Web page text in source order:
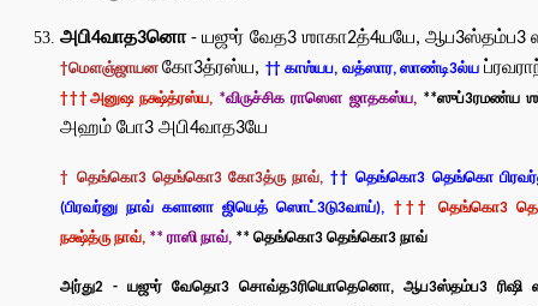
அபி4வாத3னொ- யஜுர் வேத3 ஶாகா2த்4யயே, ஆப3ஸ்தம்ப3
†மௌஞ்ஜாயன கோ3த்ரஸ்ய, †† காஶ்யப, வத்ஸார, ஸாண்டி3ல்ய
†††அனுஷ நக்ஷ்த்ரஸ்ய, *விருச்சிக ராஸௌ ஜாதகஸ்ய, **ஸுப்3ரமண்ய
அஹம் போ3 அபி4வாத3யே
† தெங்கொ3 தெங்கொ3 கோ3த்ரு நாவ், †† தெங்கொ3 தெங்கொ
(பிரவர்னு நாவ் களானா ஜியெத் ஸொட்3டு3வாய்), ††† தெங்கொ3
நக்ஷ்த்ரு நாவ், ** ராஸி நாவ், ** தெங்கொ3 தெங்கொ3 நாவ்
அர்து2 - யஜுர் வேதொ3 சொவ்த3ரியொதெனொ, ஆப3ஸ்தம்ப3 ரிஷி